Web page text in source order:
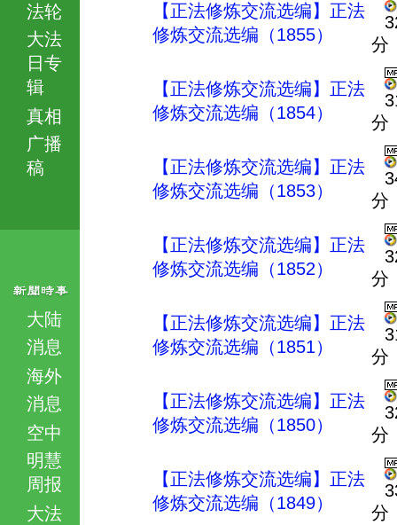
法轮
大法
日专
辑
真相
广播
稿
大陆
消息
海外
消息
空中
明慧
周报
大法
【正法修炼交流选编】正法
修炼交流选编（1855）
分
【正法修炼交流选编】正法
修炼交流选编（1854）
分
【正法修炼交流选编】正法
修炼交流选编（1853）
分
【正法修炼交流选编】正法
修炼交流选编（1852）
分
【正法修炼交流选编】正法
修炼交流选编（1851）
分
【正法修炼交流选编】正法
修炼交流选编（1850）
分
【正法修炼交流选编】正法
修炼交流选编（1849）
分